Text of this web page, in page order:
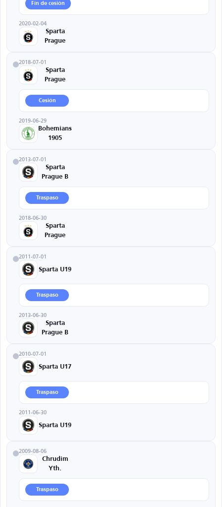
Fin de cesión
2020-02-04
Sparta
Prague
2018-07-01
Sparta
Prague
Cesión
2019-06-29
Bohemians
1905
2013-07-01
Sparta
Prague B
Traspaso
2018-06-30
Sparta
Prague
2011-07-01
Sparta U19
Traspaso
2013-06-30
Sparta
Prague B
2010-07-01
Sparta U17
Traspaso
2011-06-30
Sparta U19
2009-08-06
Chrudim
Yth.
Traspaso